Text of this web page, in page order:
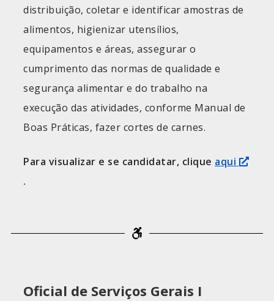
distribuição, coletar e identificar amostras de
alimentos, higienizar utensílios,
equipamentos e áreas, assegurar o
cumprimento das normas de qualidade e
segurança alimentar e do trabalho na
execução das atividades, conforme Manual de
Boas Práticas, fazer cortes de carnes.
Para visualizar e se candidatar, clique aqui
.
Oficial de Serviços Gerais I